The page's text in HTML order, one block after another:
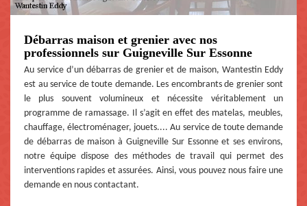
Débarras maison et grenier avec nos
professionnels sur Guigneville Sur Essonne
Au service d’un débarras de grenier et de maison, Wantestin Eddy
est au service de toute demande. Les encombrants de grenier sont
le plus souvent volumineux et nécessite véritablement un
programme de ramassage. Il s’agit en effet des matelas, meubles,
chauffage, électroménager, jouets.... Au service de toute demande
de débarras de maison à Guigneville Sur Essonne et ses environs,
notre équipe dispose des méthodes de travail qui permet des
interventions rapides et assurées. Ainsi, vous pouvez nous faire une
demande en nous contactant.